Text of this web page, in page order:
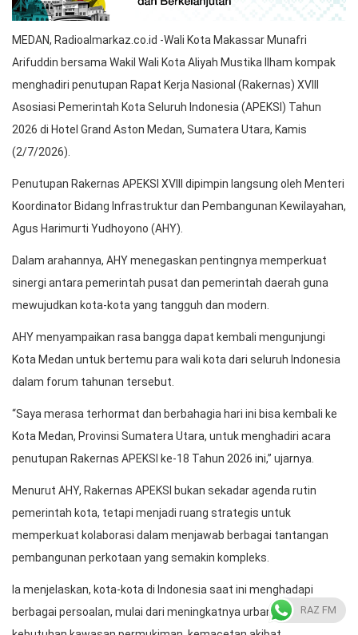
Arifuddin bersama Wakil Wali Kota Aliyah Mustika Ilham kompak
menghadiri penutupan Rapat Kerja Nasional (Rakernas) XVIII
Asosiasi Pemerintah Kota Seluruh Indonesia (APEKSI) Tahun
2026 di Hotel Grand Aston Medan, Sumatera Utara, Kamis
(2/7/2026).
Penutupan Rakernas APEKSI XVIII dipimpin langsung oleh Menteri
Koordinator Bidang Infrastruktur dan Pembangunan Kewilayahan,
Agus Harimurti Yudhoyono (AHY).
Dalam arahannya, AHY menegaskan pentingnya memperkuat
sinergi antara pemerintah pusat dan pemerintah daerah guna
mewujudkan kota-kota yang tangguh dan modern.
AHY menyampaikan rasa bangga dapat kembali mengunjungi
Kota Medan untuk bertemu para wali kota dari seluruh Indonesia
dalam forum tahunan tersebut.
“Saya merasa terhormat dan berbahagia hari ini bisa kembali ke
RAZ FM